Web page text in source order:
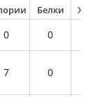
Белки
0 0
7 0